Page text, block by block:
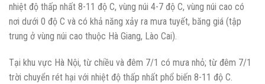
nhiệt độ thấp nhất 8-11 độ C, vùng núi 4-7 độ C, vùng núi cao có
nơi dưới 0 độ C và có khả năng xảy ra mưa tuyết, băng giá (tập
trung ở vùng núi cao thuộc Hà Giang, Lào Cai).
Tại khu vực Hà Nội, từ chiều và đêm 7/1 có mưa nhỏ; từ đêm 7/1
trời chuyển rét hại với nhiệt độ thấp nhất phổ biến 8-11 độ C.